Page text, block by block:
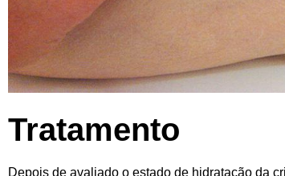
Tratamento
Depois de avaliado o estado de hidratação da